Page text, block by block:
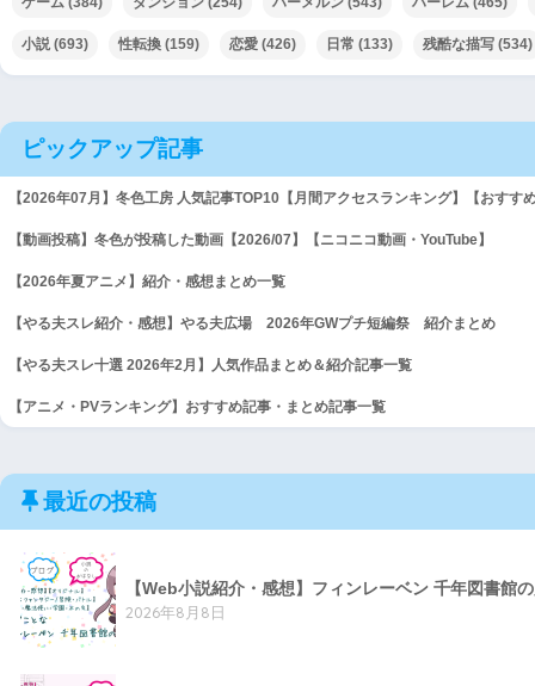
小説(693) 性転換 (159) 恋愛 (426) 日常 (133) 残酷な描写 (534)
ピックアップ記事
【2026年07月】冬色工房 人気記事TOP10【月間アクセスランキング】【おすす
【動画投稿】冬色が投稿した動画【2026/07】【ニコニコ動画・YouTube】
【2026年夏アニメ】紹介・感想まとめ一覧
【やる夫スレ紹介・感想】やる夫広場 2026年GWプチ短編祭 紹介まとめ
【やる夫スレ十選 2026年2月】人気作品まとめ＆紹介記事一覧
【アニメ・PVランキング】おすすめ記事・まとめ記事一覧
最近の投稿
【Web小説紹介・感想】フィンレーベン 千年図書館
2026年8月8日